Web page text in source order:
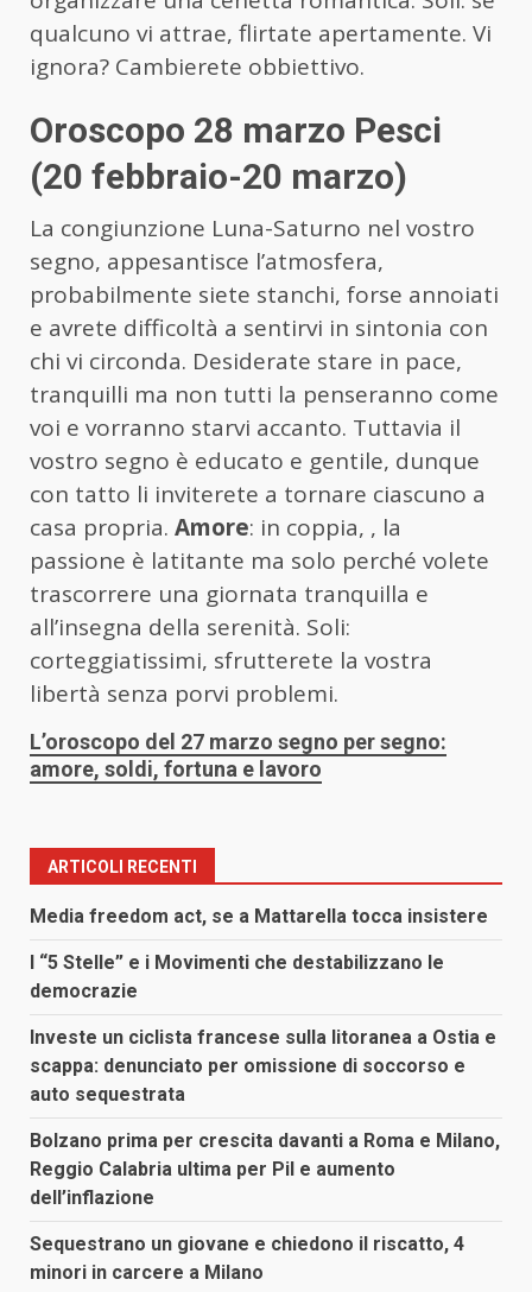
qualcuno vi attrae, flirtate apertamente. Vi
ignora? Cambierete obbiettivo.
Oroscopo 28 marzo Pesci
(20 febbraio-20 marzo)
La congiunzione Luna-Saturno nel vostro
segno, appesantisce l’atmosfera,
probabilmente siete stanchi, forse annoiati
e avrete difficoltà a sentirvi in sintonia con
chi vi circonda. Desiderate stare in pace,
tranquilli ma non tutti la penseranno come
voi e vorranno starvi accanto. Tuttavia il
vostro segno è educato e gentile, dunque
con tatto li inviterete a tornare ciascuno a
casa propria. Amore: in coppia, , la
passione è latitante ma solo perché volete
trascorrere una giornata tranquilla e
all’insegna della serenità. Soli:
corteggiatissimi, sfrutterete la vostra
libertà senza porvi problemi.
L’oroscopo del 27 marzo segno per segno:
amore, soldi, fortuna e lavoro
ARTICOLI RECENTI
Media freedom act, se a Mattarella tocca insistere
I “5 Stelle” e i Movimenti che destabilizzano le
democrazie
Investe un ciclista francese sulla litoranea a Ostia e
scappa: denunciato per omissione di soccorso e
auto sequestrata
Bolzano prima per crescita davanti a Roma e Milano,
Reggio Calabria ultima per Pil e aumento
dell’inflazione
Sequestrano un giovane e chiedono il riscatto, 4
minori in carcere a Milano